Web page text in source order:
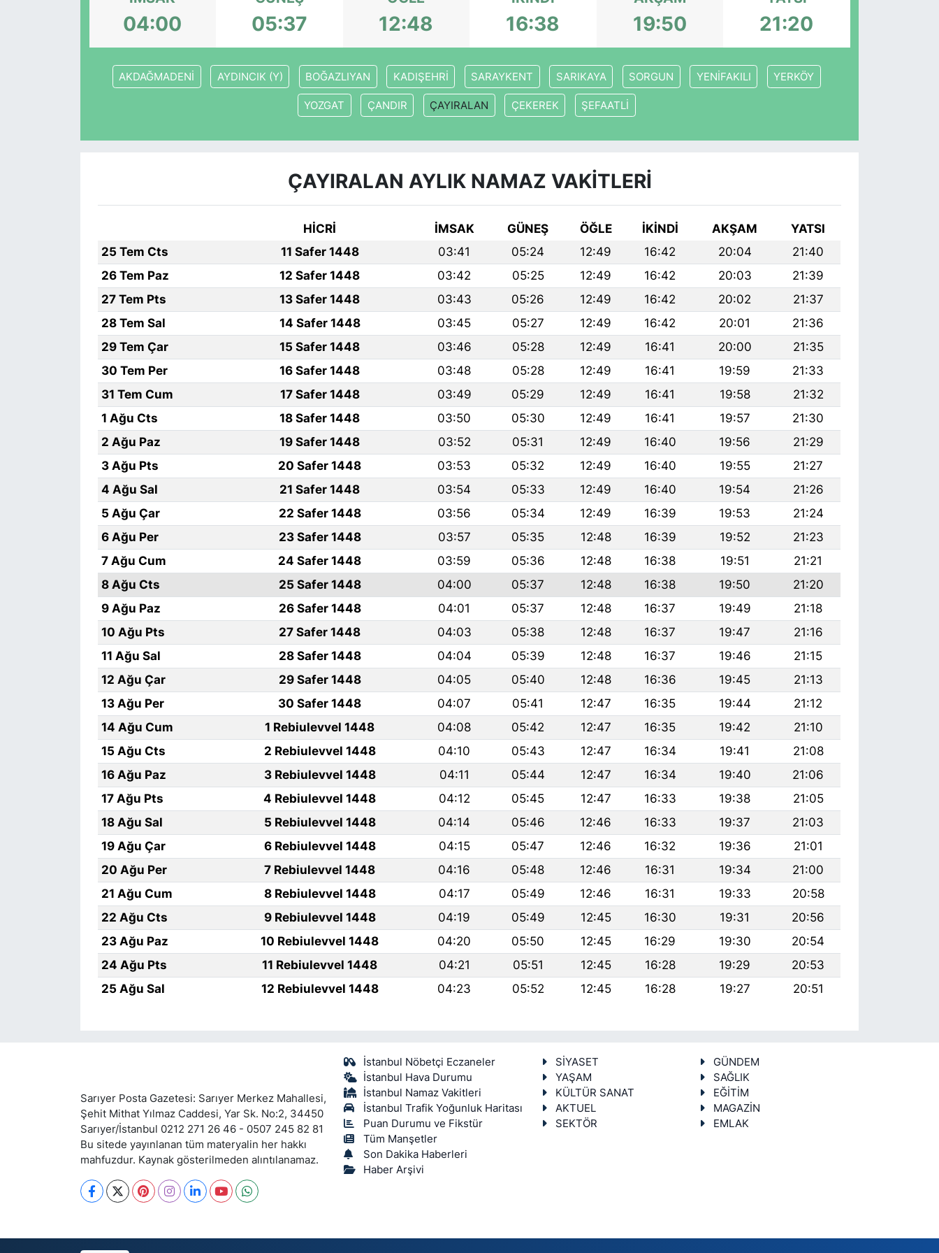
04:00 05:37 12:48 16:38 19:50 21:20
AKDAĞMADENİ AYDINCIK (Y) BOĞAZLIYAN KADIŞEHRİ SARAYKENT SARIKAYA SORGUN YENİFAKILI YERKÖY
YOZGAT ÇANDIR ÇAYIRALAN ÇEKEREK ŞEFAATLİ
ÇAYIRALAN AYLIK NAMAZ VAKITLERI
HİCRİ İMSAK GÜNEŞ ÖĞLE İKINDI AKŞAM
YATSI
25 Tem Cts
11 Safer 1448 03:41 05:24 12:49 16:42 20:04
21:40
26 Tem Paz
12 Safer 1448 03:42 05:25 12:49 16:42 20:03
21:39
27 Tem Pts
13 Safer 1448 03:43 05:26 12:49 16:42 20:02
21:37
28 Tem Sal
14 Safer 1448 03:45 05:27 12:49 16:42 20:01
21:36
29 Tem Çar
15 Safer 1448 03:46 05:28 12:49 16:41 20:00
21:35
30 Tem Per
16 Safer 1448 03:48 05:28 12:49 16:41 19:59
21:33
31 Tem Cum
17 Safer 1448 03:49 05:29 12:49 16:41 19:58
21:32
1 Ağu Cts
18 Safer 1448 03:50 05:30 12:49 16:41 19:57
21:30
2 Ağu Paz
19 Safer 1448 03:52 05:31 12:49 16:40 19:56
21:29
3 Ağu Pts
20 Safer 1448 03:53 05:32 12:49 16:40 19:55
21:27
4 Ağu Sal
21 Safer 1448 03:54 05:33 12:49 16:40 19:54
21:26
5 Ağu Çar
22 Safer 1448 03:56 05:34 12:49 16:39 19:53
21:24
6 Ağu Per
23 Safer 1448 03:57 05:35 12:48 16:39 19:52
21:23
7 Ağu Cum
24 Safer 1448 03:59 05:36 12:48 16:38 19:51
21:21
8 Ağu Cts
25 Safer 1448 04:00 05:37 12:48 16:38 19:50
21:20
9 Ağu Paz
26 Safer 1448 04:01 05:37 12:48 16:37 19:49
21:18
10 Ağu Pts
27 Safer 1448 04:03 05:38 12:48 16:37 19:47
21:16
11 Ağu Sal
28 Safer 1448 04:04 05:39 12:48 16:37 19:46
21:15
12 Ağu Çar
29 Safer 1448 04:05 05:40 12:48 16:36 19:45
21:13
13 Ağu Per
30 Safer 1448 04:07 05:41 12:47 16:35 19:44
21:12
14 Ağu Cum
1 Rebiulevvel 1448 04:08 05:42 12:47 16:35 19:42
21:10
15 Ağu Cts
2 Rebiulevvel 1448 04:10 05:43 12:47 16:34 19:41
21:08
16 Ağu Paz
3 Rebiulevvel 1448 04:11 05:44 12:47 16:34 19:40
21:06
17 Ağu Pts
4 Rebiulevvel 1448 04:12 05:45 12:47 16:33 19:38
21:05
18 Ağu Sal
5 Rebiulevvel 1448 04:14 05:46 12:46 16:33 19:37
21:03
19 Ağu Çar
6 Rebiulevvel 1448 04:15 05:47 12:46 16:32 19:36
21:01
20 Ağu Per
7 Rebiulevvel 1448 04:16 05:48 12:46 16:31 19:34
21:00
21 Ağu Cum
8 Rebiulevvel 1448 04:17 05:49 12:46 16:31 19:33
20:58
22 Ağu Cts
9 Rebiulevvel 1448 04:19 05:49 12:45 16:30 19:31
20:56
23 Ağu Paz
10 Rebiulevvel 1448 04:20 05:50 12:45 16:29 19:30
20:54
24 Ağu Pts
11 Rebiulevvel 1448 04:21 05:51 12:45 16:28 19:29
20:53
25 Ağu Sal
12 Rebiulevvel 1448 04:23 05:52 12:45 16:28 19:27 20:51
Sarıyer Posta Gazetesi: Sarıyer Merkez Mahallesi,
Şehit Mithat Yılmaz Caddesi, Yar Sk. No:2, 34450
Sarıyer/İstanbul 0212 271 26 46 - 0507 245 82 81
Bu sitede yayınlanan tüm materyalin her hakkı
mahfuzdur. Kaynak gösterilmeden alıntılanamaz.
İstanbul Nöbetçi Eczaneler
İstanbul Hava Durumu
İstanbul Namaz Vakitleri
İstanbul Trafik Yoğunluk Haritası
Puan Durumu ve Fikstür
Tüm Manşetler
Son Dakika Haberleri
Haber Arşivi
SİYASET
GÜNDEM
YAŞAM
SAĞLIK
KÜLTÜR SANAT
EĞİTİM
AKTUEL
MAGAZİN
SEKTÖR
EMLAK
KÖŞE YAZILARI
SARIYER İMAR BARIŞI
SON DAKİKA HABERİ
TEKNOLOJİ
TÜRKİYE VE DÜNYA GÜNDEMİ
VİDEO GALERİ